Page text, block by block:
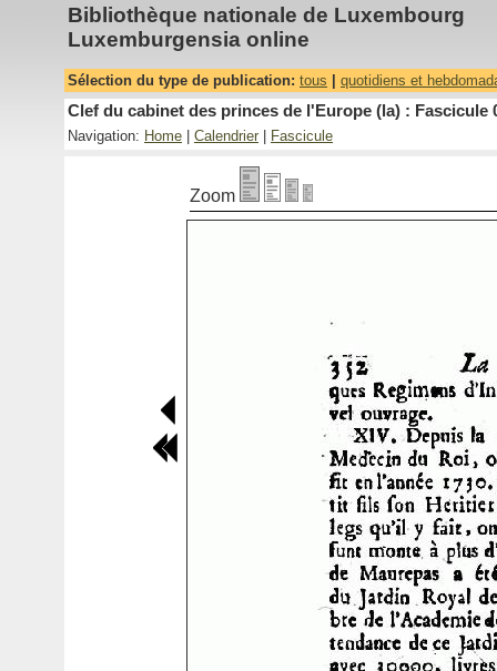
Bibliothèque nationale de Luxembourg
Luxemburgensia online
Sélection du type de publication: tous quotidiens et
Clef du cabinet des princes de l'Europe (la) : Fascicule
Navigation: Home Calendrier Fascicule
Zoom